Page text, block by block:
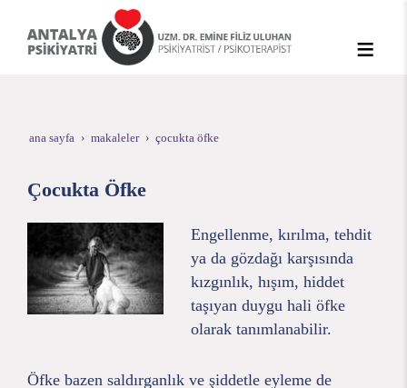
ana sayfa makaleler çocukta öfke
Çocukta Öfke
Engellenme, kırılma, tehdit
ya da gözdağı karşısında
kızgınlık, hışım, hiddet
taşıyan duygu hali öfke
olarak tanımlanabilir.
Öfke bazen saldırganlık ve şiddetle eyleme de